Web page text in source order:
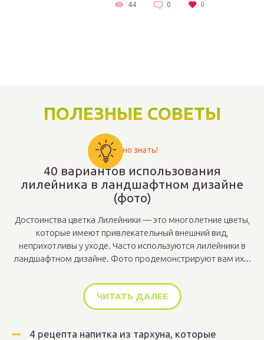
44 0 0
ПОЛЕЗНЫЕ СОВЕТЫ
Важно знать!
40 вариантов использования
лилейника в ландшафтном дизайне
(фото)
Достоинства цветка Лилейники — это многолетние цветы,
которые имеют привлекательный внешний вид,
неприхотливы у уходе. Часто используются лилейники в
ландшафтном дизайне. Фото продемонстрируют вам их...
ЧИТАТЬ ДАЛЕЕ
4 рецепта напитка из тархуна, которые